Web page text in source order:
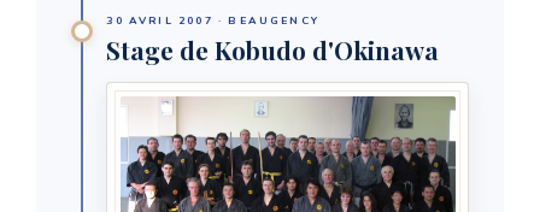
30 AVRIL 2007 · BEAUGENCY
Stage de Kobudo d'Okinawa